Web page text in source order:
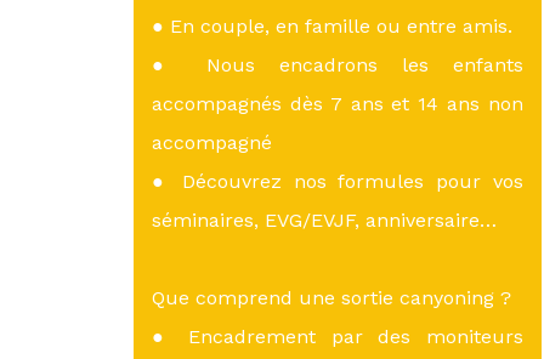
● En couple, en famille ou entre amis.
● Nous encadrons les enfants
accompagnés dès 7 ans et 14 ans non
accompagné
● Découvrez nos formules pour vos
séminaires, EVG/EVJF, anniversaire…
Que comprend une sortie canyoning ?
● Encadrement par des moniteurs